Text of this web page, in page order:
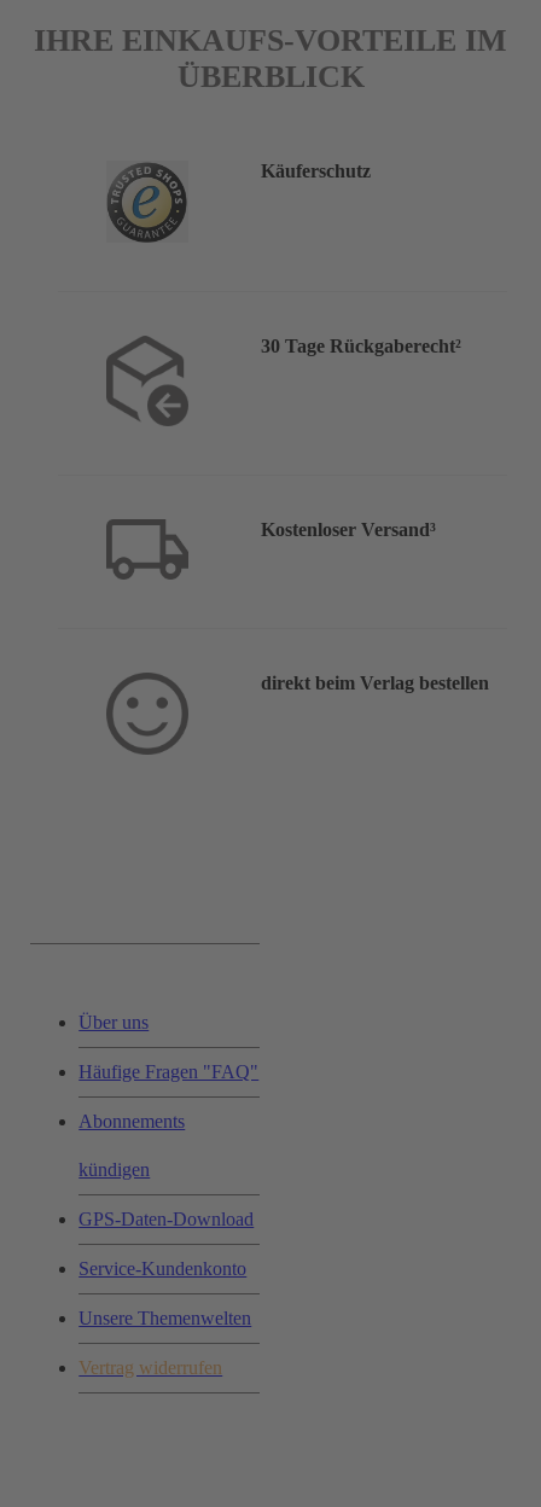
IHRE EINKAUFS-VORTEILE IM
ÜBERBLICK
Käuferschutz
30 Tage Rückgaberecht²
Kostenloser Versand³
direkt beim Verlag bestellen
Über uns
Häufige Fragen "FAQ"
Abonnements
kündigen
GPS-Daten-Download
Service-Kundenkonto
Unsere Themenwelten
Vertrag widerrufen